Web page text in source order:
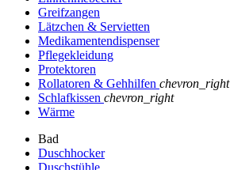
Greifzangen
Lätzchen & Servietten
Medikamentendispenser
Pflegekleidung
Protektoren
Rollatoren & Gehhilfen chevron_right
Schlafkissen chevron_right
Wärme
Bad
Duschhocker
Duschstühle